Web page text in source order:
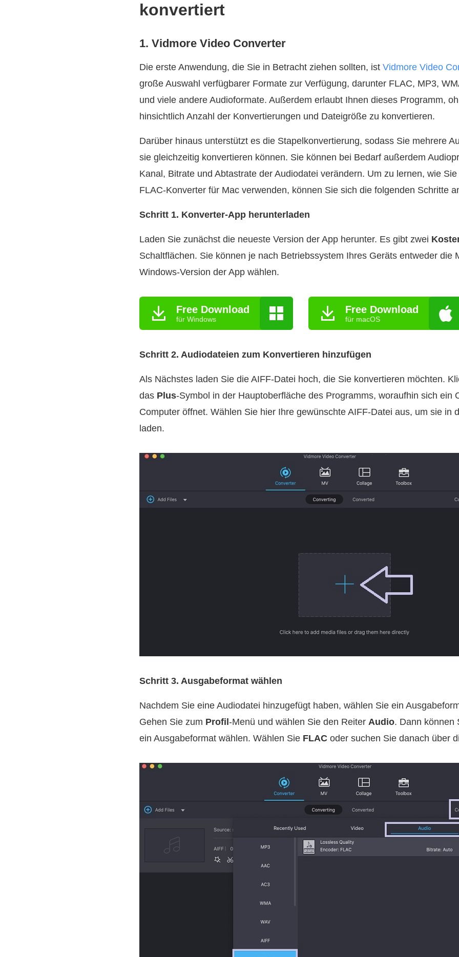
konvertiert
1. Vidmore Video Converter
Die erste Anwendung, die Sie in Betracht ziehen sollten, ist Vidmore Video
große Auswahl verfügbarer Formate zur Verfügung, darunter FLAC, MP3,
und viele andere Audioformate. Außerdem erlaubt Ihnen dieses Programm,
hinsichtlich Anzahl der Konvertierungen und Dateigröße zu konvertieren.
Darüber hinaus unterstützt es die Stapelkonvertierung, sodass Sie mehrere
sie gleichzeitig konvertieren können. Sie können bei Bedarf außerdem
Kanal, Bitrate und Abtastrate der Audiodatei verändern. Um zu lernen, wie
FLAC-Konverter für Mac verwenden, können Sie sich die folgenden Schritte
Schritt 1. Konverter-App herunterladen
Laden Sie zunächst die neueste Version der App herunter. Es gibt zwei
Schaltflächen. Sie können je nach Betriebssystem Ihres Geräts entweder die
Windows-Version der App wählen.
Free Download
für Windows
Free Download
für macOS
Schritt 2. Audiodateien zum Konvertieren hinzufügen
Als Nächstes laden Sie die AIFF-Datei hoch, die Sie konvertieren möchten.
das Plus-Symbol in der Hauptoberfläche des Programms, woraufhin sich ein
Computer öffnet. Wählen Sie hier Ihre gewünschte AIFF-Datei aus, um sie in
laden.
Schritt 3. Ausgabeformat wählen
Nachdem Sie eine Audiodatei hinzugefügt haben, wählen Sie ein
Gehen Sie zum Profil -Menü und wählen Sie den Reiter Audio. Dann können
ein Ausgabeformat wählen. Wählen Sie FLAC oder suchen Sie danach über